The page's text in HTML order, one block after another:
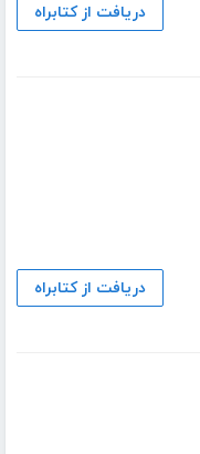
دریافت از کتابراه
دریافت از کتابراه